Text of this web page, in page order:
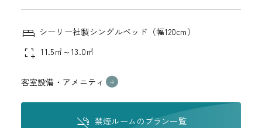
シーリー社製シングルベッド（幅120cm）
11.5㎡～13.0㎡
客室設備・アメニティ
禁煙ルームのプラン一覧